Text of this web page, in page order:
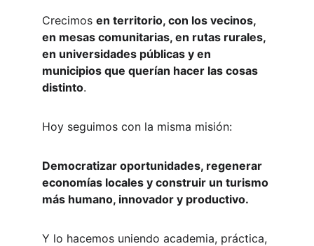
Crecimos en territorio, con los vecinos,
en mesas comunitarias, en rutas rurales,
en universidades públicas y en
municipios que querían hacer las cosas
distinto.
Hoy seguimos con la misma misión:
Democratizar oportunidades, regenerar
economías locales y construir un turismo
más humano, innovador y productivo.
Y lo hacemos uniendo academia, práctica,